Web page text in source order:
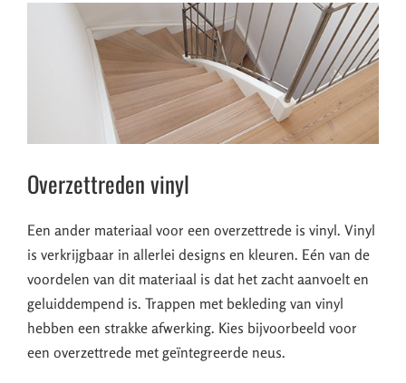
Overzettreden vinyl
Een ander materiaal voor een overzettrede is vinyl. Vinyl
is verkrijgbaar in allerlei designs en kleuren. Eén van de
voordelen van dit materiaal is dat het zacht aanvoelt en
geluiddempend is. Trappen met bekleding van vinyl
hebben een strakke afwerking. Kies bijvoorbeeld voor
een overzettrede met geïntegreerde neus.